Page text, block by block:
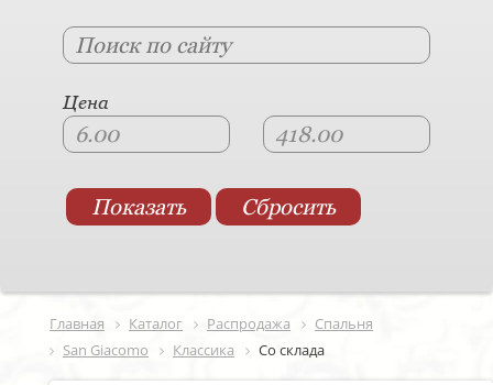
Цена
Главная Каталог Распродажа
Спальня
San Giacomo
Классика Со склада